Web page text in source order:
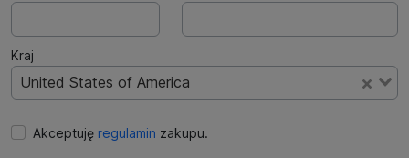
Kraj
United States of America
Akceptuję regulamin zakupu.